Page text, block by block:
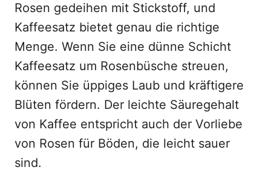
Rosen gedeihen mit Stickstoff, und
Kaffeesatz bietet genau die richtige
Menge. Wenn Sie eine dünne Schicht
Kaffeesatz um Rosenbüsche streuen,
können Sie üppiges Laub und kräftigere
Blüten fördern. Der leichte Säuregehalt
von Kaffee entspricht auch der Vorliebe
von Rosen für Böden, die leicht sauer
sind.